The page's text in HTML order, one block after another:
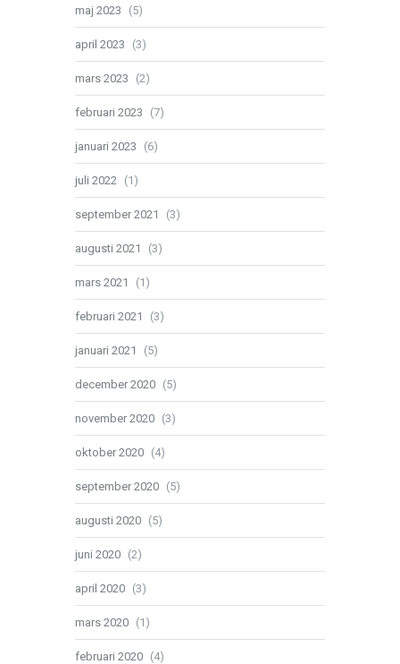
maj 2023 (5)
april 2023 (3)
mars 2023 (2)
februari 2023 (7)
januari 2023 (6)
juli 2022 (1)
september 2021 (3)
augusti 2021 (3)
mars 2021 (1)
februari 2021 (3)
januari 2021 (5)
december 2020 (5)
november 2020 (3)
oktober 2020 (4)
september 2020 (5)
augusti 2020 (5)
juni 2020 (2)
april 2020 (3)
mars 2020 (1)
februari 2020 (4)